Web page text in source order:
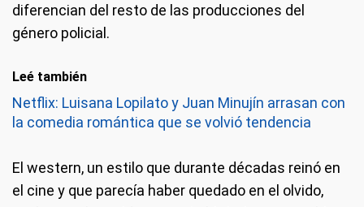
diferencian del resto de las producciones del
género policial.
Leé también
Netflix: Luisana Lopilato y Juan Minujín arrasan con
la comedia romántica que se volvió tendencia
El western, un estilo que durante décadas reinó en
el cine y que parecía haber quedado en el olvido,